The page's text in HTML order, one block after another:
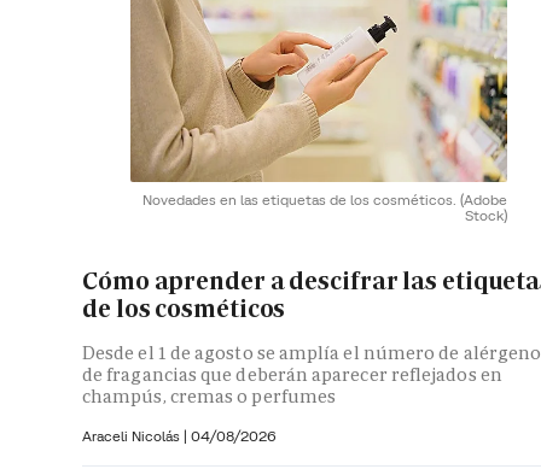
Novedades en las etiquetas de los cosméticos. (Adobe
Stock)
Cómo aprender a descifrar las
de los cosméticos
Desde el 1 de agosto se amplía el número de
de fragancias que deberán aparecer reflejados en
champús, cremas o perfumes
Araceli Nicolás | 04/08/2026